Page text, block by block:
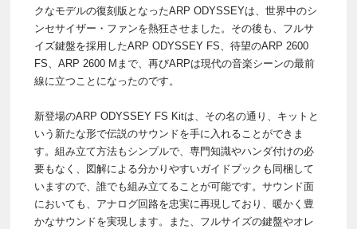
クなモデルの復刻版となったARP ODYSSEYは、世界中のシ
ンセサイザー・ファンを熱狂させました。その後も、フルサ
イズ鍵盤を採用したARP ODYSSEY FS、待望のARP 2600
FS、ARP 2600 Mまで、再びARPは現代の音楽シーンの最前
線に立つことになったのです。
新登場のARP ODYSSEY FS Kitは、その名の通り、キットと
いう新たな形で伝説のサウンドを手に入れることができま
す。組み立て方法もシンプルで、専門知識やハンダ付けの必
要もなく、図解による分かりやすいガイドブックも同梱して
いますので、誰でも組み立てることが可能です。サウンド面
においても、アナログ回路を忠実に再現しており、暖かく豊
かなサウンドを実現します。また、フルサイズの鍵盤やオレ